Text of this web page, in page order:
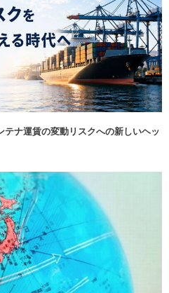
ナ運賃の変動リスクへの新しいヘッ